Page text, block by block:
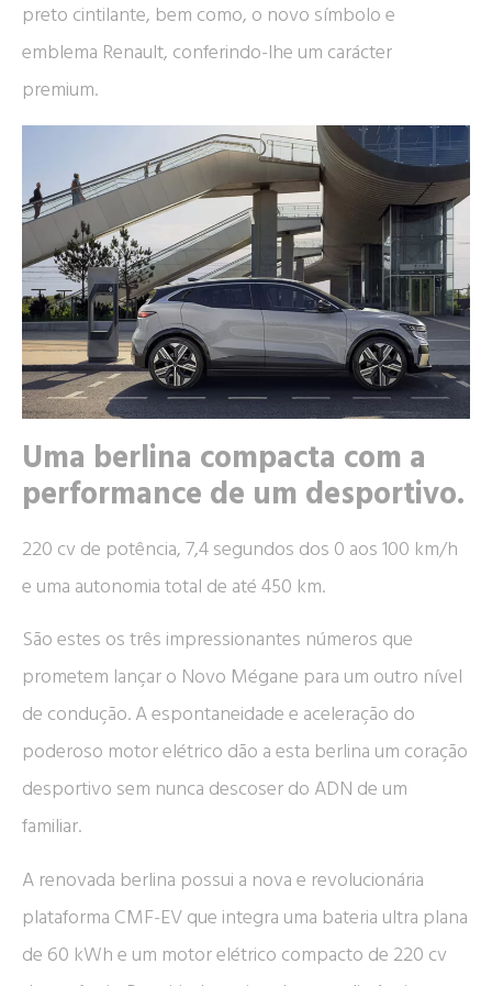
preto cintilante, bem como, o novo símbolo e
emblema Renault, conferindo-lhe um carácter
premium.
Uma berlina compacta com a
performance de um desportivo.
220 cv de potência, 7,4 segundos dos 0 aos 100 km/h
e uma autonomia total de até 450 km.
São estes os três impressionantes números que
prometem lançar o Novo Mégane para um outro nível
de condução. A espontaneidade e aceleração do
poderoso motor elétrico dão a esta berlina um coração
desportivo sem nunca descoser do ADN de um
familiar.
A renovada berlina possui a nova e revolucionária
plataforma CMF-EV que integra uma bateria ultra plana
de 60 kWh e um motor elétrico compacto de 220 cv